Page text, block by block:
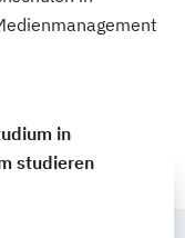
in
studieren